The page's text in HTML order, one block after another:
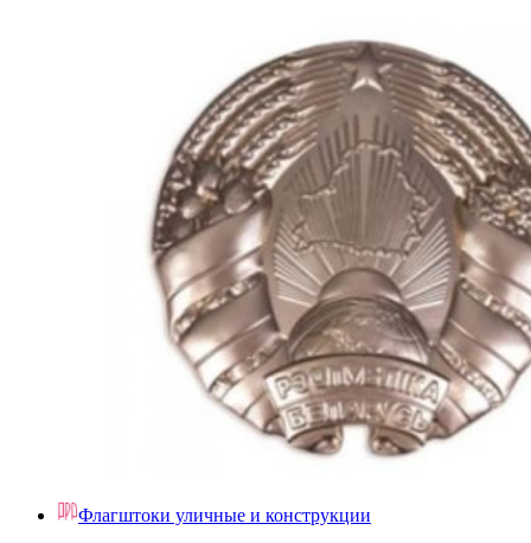
Флагштоки уличные и конструкции